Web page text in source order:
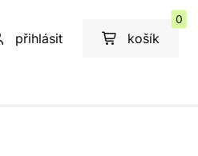
přihlásit košík
0